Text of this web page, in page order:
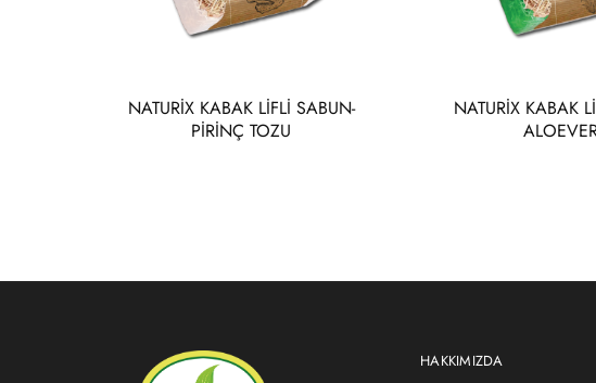
NATURİX KABAK LİFLİ SABUN-
PİRİNÇ TOZU
NATURİX KABAK
HAKKIMIZDA